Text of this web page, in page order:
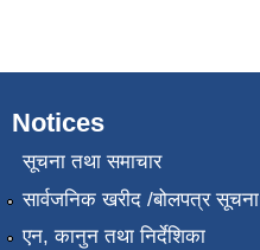
Notices
सूचना तथा समाचार
सार्वजनिक खरीद /बोलपत्र सूचना
एन, कानुन तथा निर्देशिका